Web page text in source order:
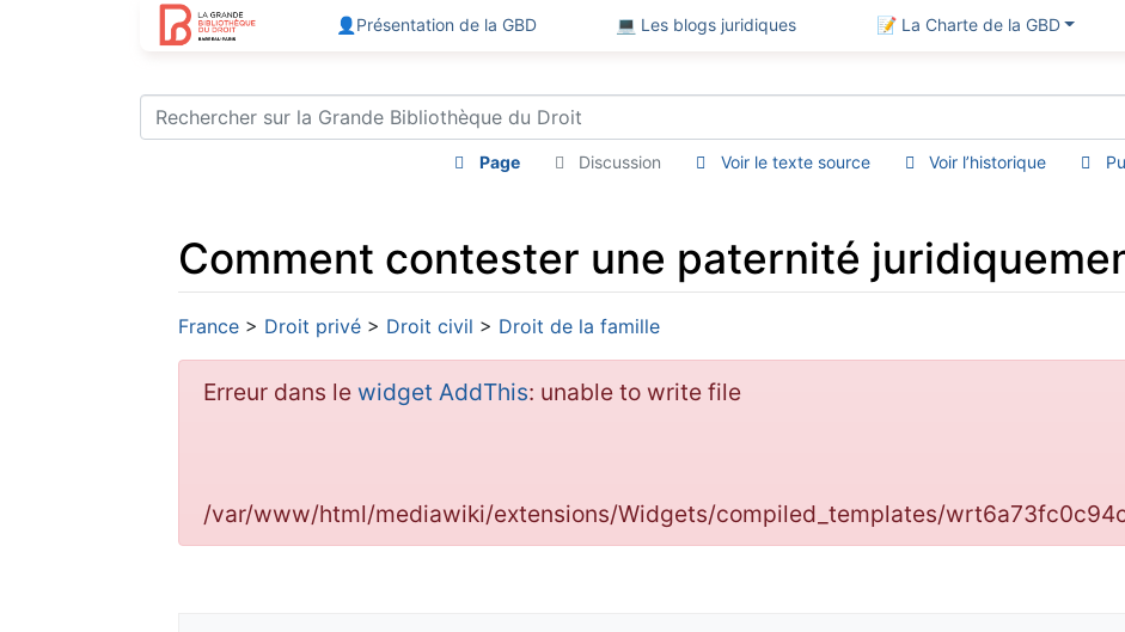
👤Présentation de la GBD 💻 Les blogs juridiques 📝 La Charte de la GBD
Page Discussion Voir le texte source Voir l’historique
Comment contester une paternité
Aller à : navigation,rechercher
France > Droit privé > Droit civil > Droit de la famille
Erreur dans le widget AddThis: unable to write file
/var/www/html/mediawiki/extensions/Widgets/compiled_templates/